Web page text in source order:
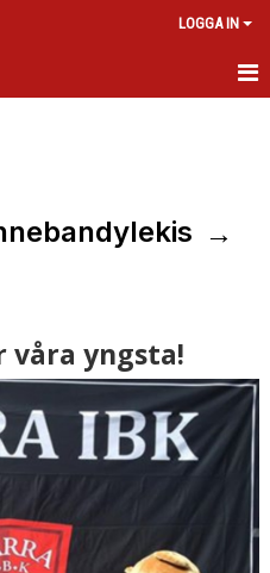
LOGGA IN
→
våra yngsta!